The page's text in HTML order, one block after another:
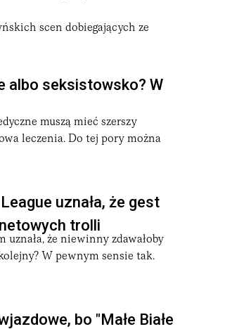
scen dobiegających ze
albo seksistowsko? W
muszą mieć szerszy
leczenia. Do tej pory można
uznała, że gest
trolli
uznała, że niewinny zdawałoby
W pewnym sensie tak.
bo "Małe Białe